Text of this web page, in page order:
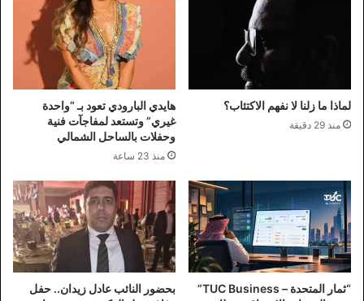
لماذا ما زلنا لا نفهم الاكتئاب؟
منذ 29 دقيقة
هايدي البارودي تعود بـ “واحدة
غيري” وتستعد لمفاجآت فنية
وحفلات بالساحل الشمالي
منذ 23 ساعة
“ثمار المتحدة – TUC Business”
بحضور النائب عادل زيدان.. حفل